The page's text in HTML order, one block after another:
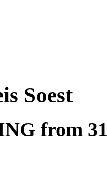
Soest
from